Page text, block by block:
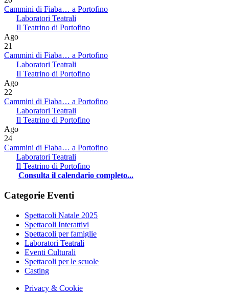
Cammini di Fiaba… a Portofino
Laboratori Teatrali
Il Teatrino di Portofino
Ago
21
Cammini di Fiaba… a Portofino
Laboratori Teatrali
Il Teatrino di Portofino
Ago
22
Cammini di Fiaba… a Portofino
Laboratori Teatrali
Il Teatrino di Portofino
Ago
24
Cammini di Fiaba… a Portofino
Laboratori Teatrali
Il Teatrino di Portofino
Consulta il calendario completo...
Categorie Eventi
Spettacoli Natale 2025
Spettacoli Interattivi
Spettacoli per famiglie
Laboratori Teatrali
Eventi Culturali
Spettacoli per le scuole
Casting
Privacy & Cookie